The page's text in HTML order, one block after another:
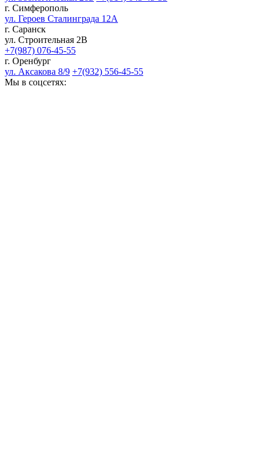
г. Симферополь
ул. Героев Сталинграда 12А
г. Саранск
ул. Строительная 2В
+7(987) 076-45-55
г. Оренбург
ул. Аксакова 8/9 +7(932) 556-45-55
Мы в соцсетях: